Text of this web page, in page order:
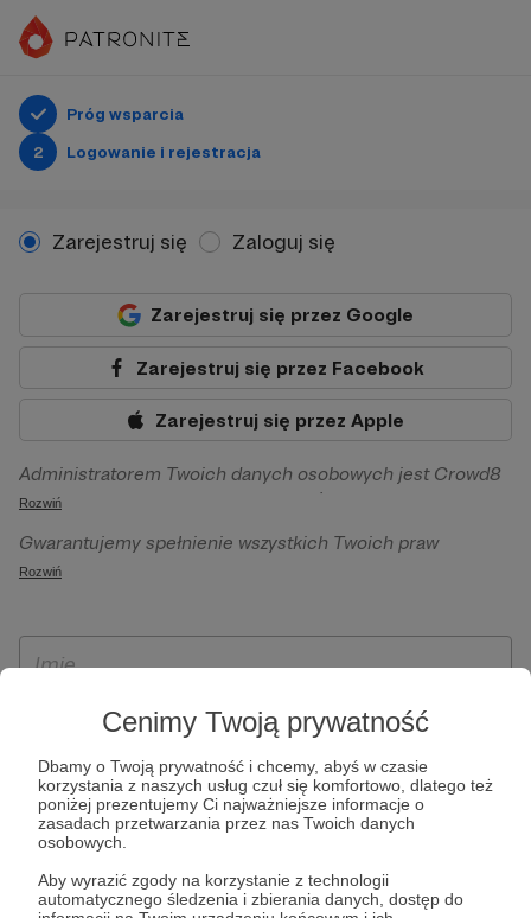
Cenimy Twoją prywatność
Dbamy o Twoją prywatność i chcemy, abyś w czasie
korzystania z naszych usług czuł się komfortowo, dlatego też
poniżej prezentujemy Ci najważniejsze informacje o
zasadach przetwarzania przez nas Twoich danych
osobowych.
Aby wyrazić zgody na korzystanie z technologii
automatycznego śledzenia i zbierania danych, dostęp do
Próg wsparcia
2
Logowanie i rejestracja
Zarejestruj się Zaloguj się
Zarejestruj się przez Google
Zarejestruj się przez Facebook
Zarejestruj się przez Apple
Administratorem Twoich danych osobowych jest Crowd8
sp. z o.o. z siedziba w Warszawie, ul. Żwirki i Wigury 16, 02-
092 Warszawa. Twoje dane osobowe będą przetwarzane w
szczególności w celu wykonania umowy zawartej z Tobą, w
Patronite.pl, w tym możliwości dokonywania oraz
otrzymywania wsparcia na naszej platformie oraz
Rozwiń
Gwarantujemy spełnienie wszystkich Twoich praw
wynikających z ogólnego rozporządzenia o ochronie
ich przenoszenia, niepodlegania zautomatyzowanemu
wyrażenia sprzeciwu wobec przetwarzania Twoich danych
osobowych. Rejestracja dla osób niepełnoletnich możliwa
jest po przekazaniu podpisanego formularza "Zgodna na
założenie konta przez osobę niepełnoletnią", formularz
dostępny jest na stronie regulaminu Patronite.pl.
Rozwiń